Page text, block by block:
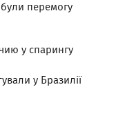
перемогу
у спарингу
у Бразилії